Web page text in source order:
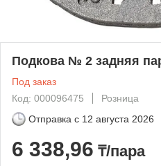
Подкова № 2 задняя
Под заказ
Код: 000096475
Розница
Отправка с 12 августа 2026
6 338,96 ₸/пара